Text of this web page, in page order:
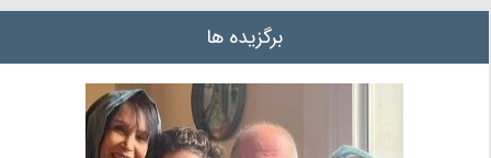
برگزیده ها